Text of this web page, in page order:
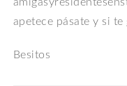
apetece pásate y si
Besitos